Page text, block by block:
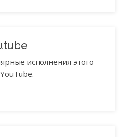
исполнения этого